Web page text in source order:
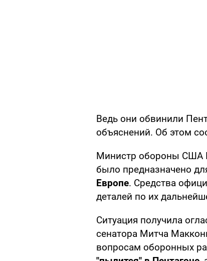
Ведь они обвинили
объяснений. Об этом
Министр обороны США
было предназначено
Европе. Средства
деталей по их
Ситуация получила
сенатора Митча
вопросам оборонных